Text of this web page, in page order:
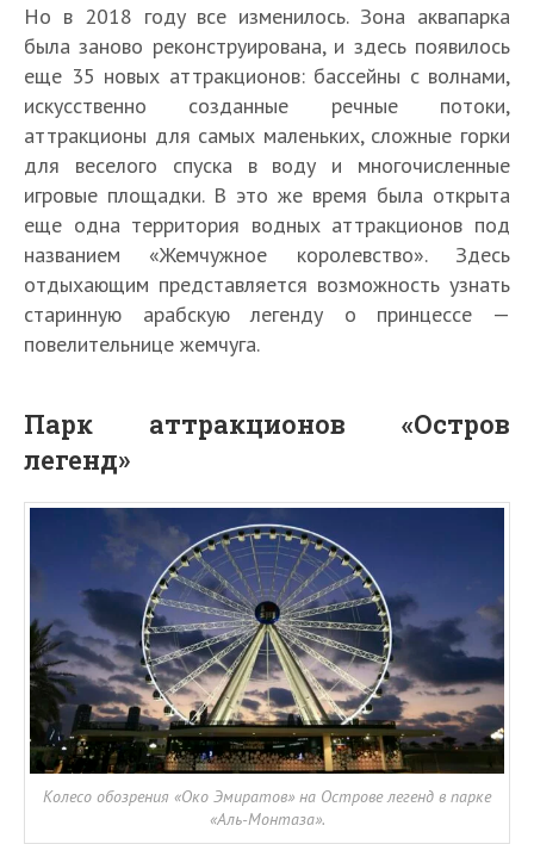
Но в 2018 году все изменилось. Зона аквапарка
была заново реконструирована, и здесь появилось
еще 35 новых аттракционов: бассейны с волнами,
искусственно созданные речные потоки,
аттракционы для самых маленьких, сложные горки
для веселого спуска в воду и многочисленные
игровые площадки. В это же время была открыта
еще одна территория водных аттракционов под
названием «Жемчужное королевство». Здесь
отдыхающим представляется возможность узнать
старинную арабскую легенду о принцессе —
повелительнице жемчуга.
Парк аттракционов «Остров
легенд»
Колесо обозрения «Око Эмиратов» на Острове легенд в парке
«Аль-Монтаза».